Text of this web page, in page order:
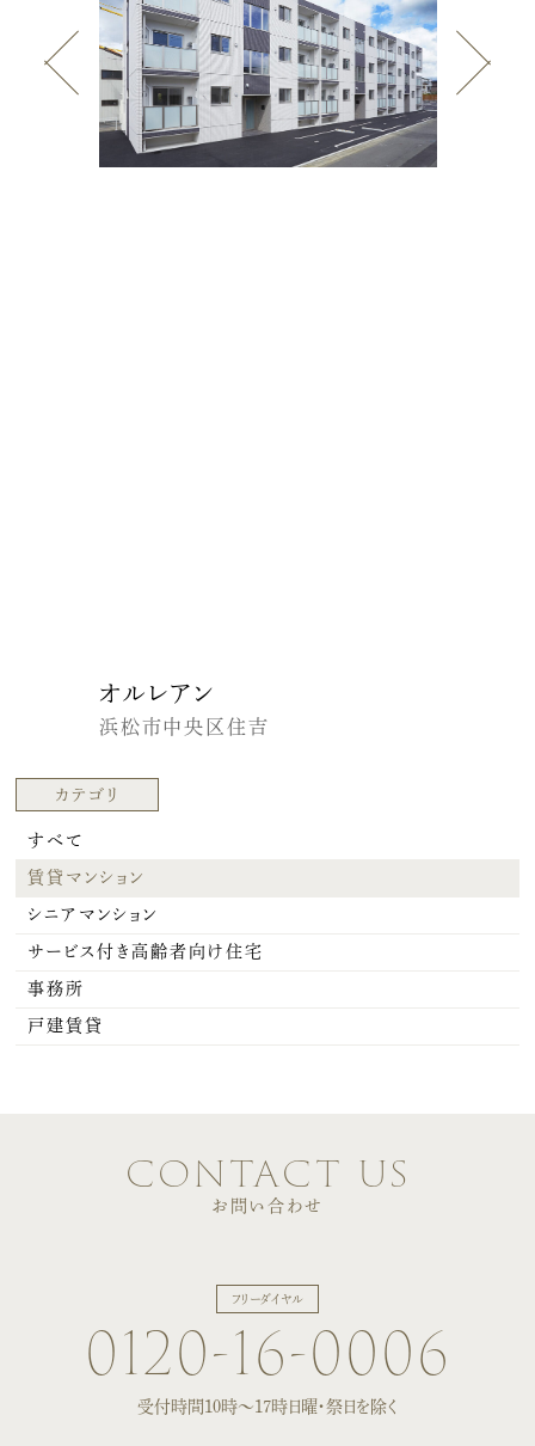
オルレアン
浜松市中央区住吉
カテゴリ
すべて
賃貸マンション
シニアマンション
サービス付き高齢者向け住宅
事務所
戸建賃貸
contact us
お問い合わせ
フリーダイヤル
0120-16-0006
受付時間10時〜17時 日曜・祭日を除く